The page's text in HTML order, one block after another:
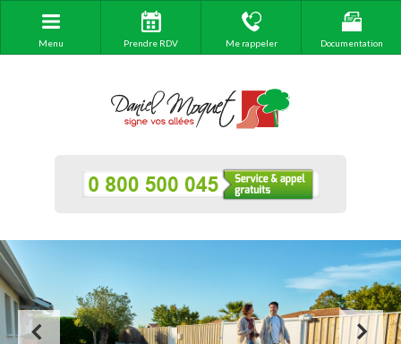
Menu Prendre RDV Me rappeler Documentation